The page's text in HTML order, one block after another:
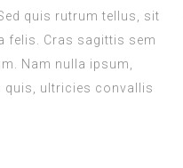
quis rutrum tellus, sit
felis. Cras sagittis sem
Nam nulla ipsum,
quis, ultricies convallis